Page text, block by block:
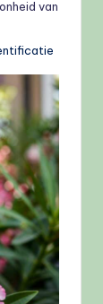
van